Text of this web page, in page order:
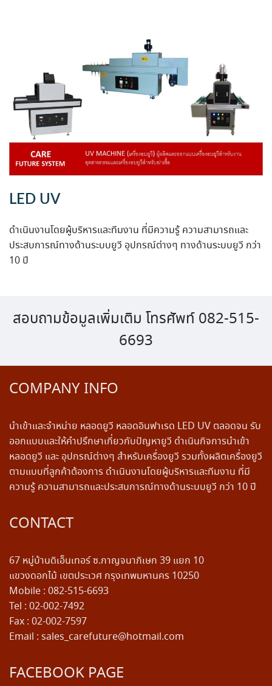
LED UV
ดำเนินงานโดยผู้บริหารและทีมงาน ที่มีความรู้ ความสามารถและ
ประสบการณ์ทางด้านระบบยูวี อุปกรณ์ต่างๆ ทางด้านระบบยูวี กว่า
10 ปี
สอบถามข้อมูลเพิ่มเติม โทรศัพท์ 082-515-
6693
COMPANY INFO
นำเข้าและจำหน่าย หลอดยูวี หลอดอินฟาเรด LED UV ตลอดจน รับ
ออกแบบและให้คำปรึกษาเกี่ยวกับปัญหายูวี ดำเนินกิจการนำเข้า
หลอดยูวี และ อุปกรณ์ต่างๆ สำหรับเครื่องยูวี รวมทั้งผลิตเครื่องยูวี
ตามแบบที่ลูกค้าต้องการ ดำเนินงานโดยผู้บริหารและทีมงาน ที่มี
ความรู้ ความสามารถและประสบการณ์ทางด้านระบบยูวี กว่า 10 ปี
CONTACT
67 หมู่บ้านดิเอ็นเทอร์ ซ.กาญจนาภิเษก 39 แยก 10
แขวงดอกไม้ เขตประเวศ กรุงเทพมหานคร 10250
Mobile : 082-515-6693
Tel : 02-002-7492
Fax : 02-002-7597
Email : sales_carefuture@hotmail.com
FACEBOOK PAGE